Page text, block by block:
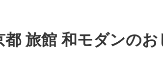
都 旅館 和モダンの